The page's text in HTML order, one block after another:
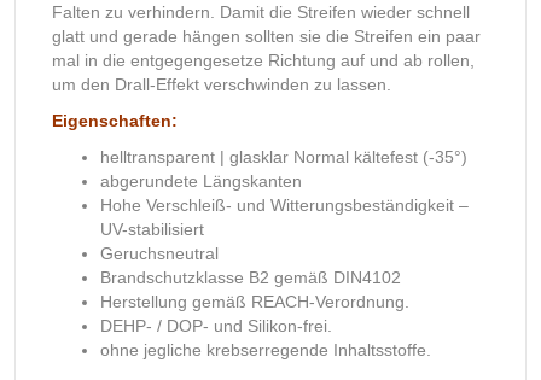
Falten zu verhindern. Damit die Streifen wieder schnell
glatt und gerade hängen sollten sie die Streifen ein paar
mal in die entgegengesetze Richtung auf und ab rollen,
um den Drall-Effekt verschwinden zu lassen.
Eigenschaften:
helltransparent | glasklar Normal kältefest (-35°)
abgerundete Längskanten
Hohe Verschleiß- und Witterungsbeständigkeit –
UV-stabilisiert
Geruchsneutral
Brandschutzklasse B2 gemäß DIN4102
Herstellung gemäß REACH-Verordnung.
DEHP- / DOP- und Silikon-frei.
ohne jegliche krebserregende Inhaltsstoffe.